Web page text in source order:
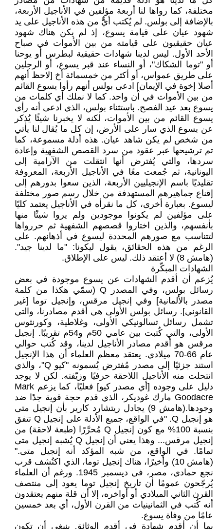
مختلفة، كما رواها لنا أربعة مؤلفين في الأناجيل الأربعة،
بالإضافة إلى بولس. لم يُكتب أيٌّ من هذه الأناجيل على يد
شهود عيان على قيامة يسوع، إذ لم يكن هناك شهود
عيان حقيقيون على قيامته من بين الأموات في صباح
الأحد الأول. ليس لدينا شهادات حقيقية لبطرس أو يوحنا
أو "توما الشكاك"، أو النساء عند قبر يسوع، أو الرجلين
على طريق عمواس، أو أكثر من خمسمائة أخ [لاحظ أنهم
أصلا إخوة في الإيمان] ادعى بولس أنهم رأوا يسوع القائم
من بين الأموات في آن واحد. كما لا نملك أي كلمات من
يسوع بعد عيد الفصح. باستثناء بولس، الذي ادعى أنه رأى
يسوع القائم من بين الأموات، لكنه لا يخبرنا شيئًا يُذكر
عن يسوع الذي سار على الأرض، إن كل ما يُقال لنا يأتي
من شخص لم يكن شاهد عيان. هذه أدلة مسموعة، كما
تم ترشيحها عبر عقود من سرد القصص الشفهية وإعادة
سردها، والتي يُفترض أنها انتقلت من الآرامية إلى
اليونانية، ثم جُمعت معًا في الأناجيل الأربعة، المعروفة
تقليديًا باسم الإنجيليين الأربعة، الذين سعوا بدورهم إلى
إقناع جماهيرهم المستهدفة من خلال رسم صور مختلفة
ليسوع. بعبارة أخرى، كل ما نقرأه في الأناجيل يعتمد كليًا
على مؤلفين لم يكونوا موجودين ولم يروا شيئًا منها
بأنفسهم، والذين اختاروا قصصهم الشفهية ثم حررواها
لتتناسب مع صورهم المحددة ليسوع في أذهانهم. على
الرغم من هذه الحقائق، يقول ليكونا: "ما لدينا جيد".
(هامش 8) لا أعتقد ذلك. ليس على الإطلاق.
الشهادات المبكّرة
يُزعم أن أقدم الشهادات عن يسوع موجودة في بعض
رسائل بولس، وفي المصدر Q (سمّي هكذا من كلمة
مصدر بالألمانية] وفي إنجيل مرقس، وإنجيل توما [غير
القانوني]. رسائل بولس الأولى هي أقدم مصادرنا، والتي
تشمل رسائل تسالونيكي الأولى، وغلاطية، وكورنثوس
الأولى، والتي كُتبت بين عامي 50م و54م تقريبًا. إنجيل
مرقس هو أقدم مصادر الأناجيل لدينا، وقد كُتب حوالي
عام 66-70 ميلادي. يعتقد معظم العلماء أن هذا الإنجيل
استند جزئيًا إلى مصدر مُفترض يُسمونه "كيو Q"، والذي
انتحلت منه الأناجيل اللاحقة حرفيًا وزيّفته. لكن لا يوجد
دليل على وجوده [أي مصدر كيو] فعليًا، كما يزعم Mark
Goodacre مارك غوديكر، الذي قدم حجة قوية جدًا ضد
وجودها.(هامش 9) يجادل ريتشارد كارير بأن إنجيل متى
هو إنجيل Q. "في الواقع، جميع الأدلة على إنجيل Q تتفق
بنسبة 100% مع كون إنجيل Q مُحرَّرًا (طبعة لاحقة) من
إنجيل مرقس... وهذا يعني أن إنجيل Q يُشبه إنجيل متى
تمامًا. في الواقع، من شبه المؤكد أنه إنجيل متى."
(هامش 10) وأخيرًا، هناك إنجيل توما، الذي اكتُشف قرب
نجع حمادي، مصر، في ديسمبر 1945. ورغم أن العلماء
يُرجّحون عمومًا أن تاريخ إنجيل توما يعود إلى منتصف
القرن الثاني الميلادي أو أواخره، إلا أن قلة منهم يعتقدون
أنه كُتب في الثمانينيات من القرن الأول، أي بعد خمسين
عامًا من وفاة يسوع.
بما أن أقدم شهادة في أقدم الوثائق ينبغي أن تكون